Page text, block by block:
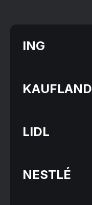
ING
KAUFLAND
LIDL
NESTLÉ